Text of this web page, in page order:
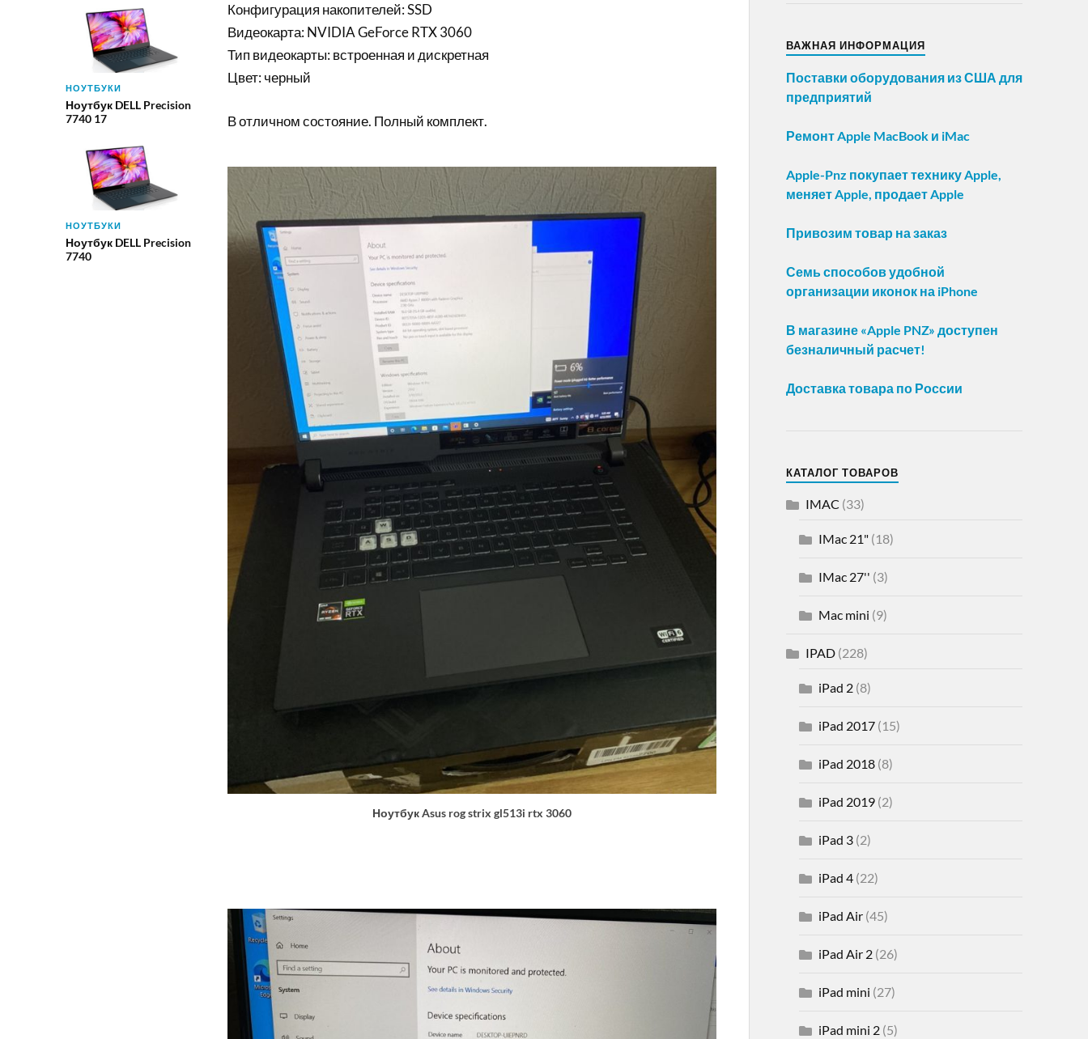
НОУТБУКИ
Ноутбук DELL Precision
7740 17
НОУТБУКИ
Ноутбук DELL Precision
7740
Конфигурация накопителей: SSD
Видеокарта: NVIDIA GeForce RTX 3060
Тип видеокарты: встроенная и дискретная
Цвет: черный
В отличном состояние. Полный комплект.
Ноутбук Asus rog strix gl513i rtx 3060
ВАЖНАЯ ИНФОРМАЦИЯ
Поставки оборудования из США для
предприятий
Ремонт Apple MacBook и iMac
Apple-Pnz покупает технику Apple,
меняет Apple, продает Apple
Привозим товар на заказ
Семь способов удобной
организации иконок на iPhone
В магазине «Apple PNZ» доступен
безналичный расчет!
Доставка товара по России
КАТАЛОГ ТОВАРОВ
IMAC (33)
IMac 21"(18)
IMac 27'' (3)
Mac mini (9)
IPAD(228)
iPad 2(8)
iPad 2017(15)
iPad 2018(8)
iPad 2019(2)
iPad 3(2)
iPad 4(22)
iPad Air(45)
iPad Air 2(26)
iPad mini (27)
iPad mini 2(5)